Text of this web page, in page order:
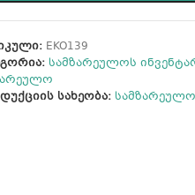
EKO139
სამზარეულოს
სახეობა: